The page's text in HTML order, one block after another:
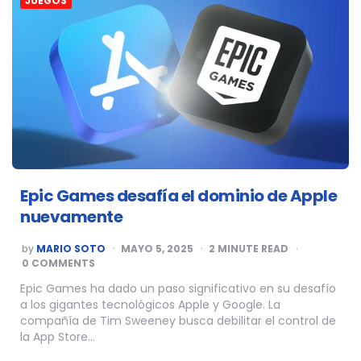
Epic Games desafía el dominio de Apple
nuevamente
POSTED
BY
by MARIO SOTO MAYO 5, 2025 2 MINUTE READ
0 COMMENTS
Epic Games ha dado un paso significativo en su desafío
a los gigantes tecnológicos Apple y Google. La
compañía de Tim Sweeney busca debilitar el control de
la App Store…